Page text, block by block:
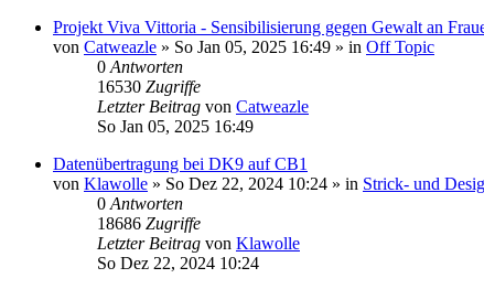
Projekt Viva Vittoria - Sensibilisierung gegen Gewalt an
von Catweazle » So Jan 05, 2025 16:49 » in Off Topic
0 Antworten
16530 Zugriffe
Letzter Beitrag von Catweazle
So Jan 05, 2025 16:49
Datenübertragung bei DK9 auf CB1
von Klawolle » So Dez 22, 2024 10:24 » in Strick- und
0 Antworten
18686 Zugriffe
Letzter Beitrag von Klawolle
So Dez 22, 2024 10:24